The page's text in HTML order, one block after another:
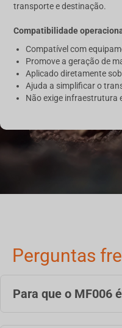
transporte e destinação.
Compatibilidade
Compatível com
Promove a geração de
Aplicado diretamente
Ajuda a simplificar o
Não exige infraestrutura
Perguntas
Para que o MF006